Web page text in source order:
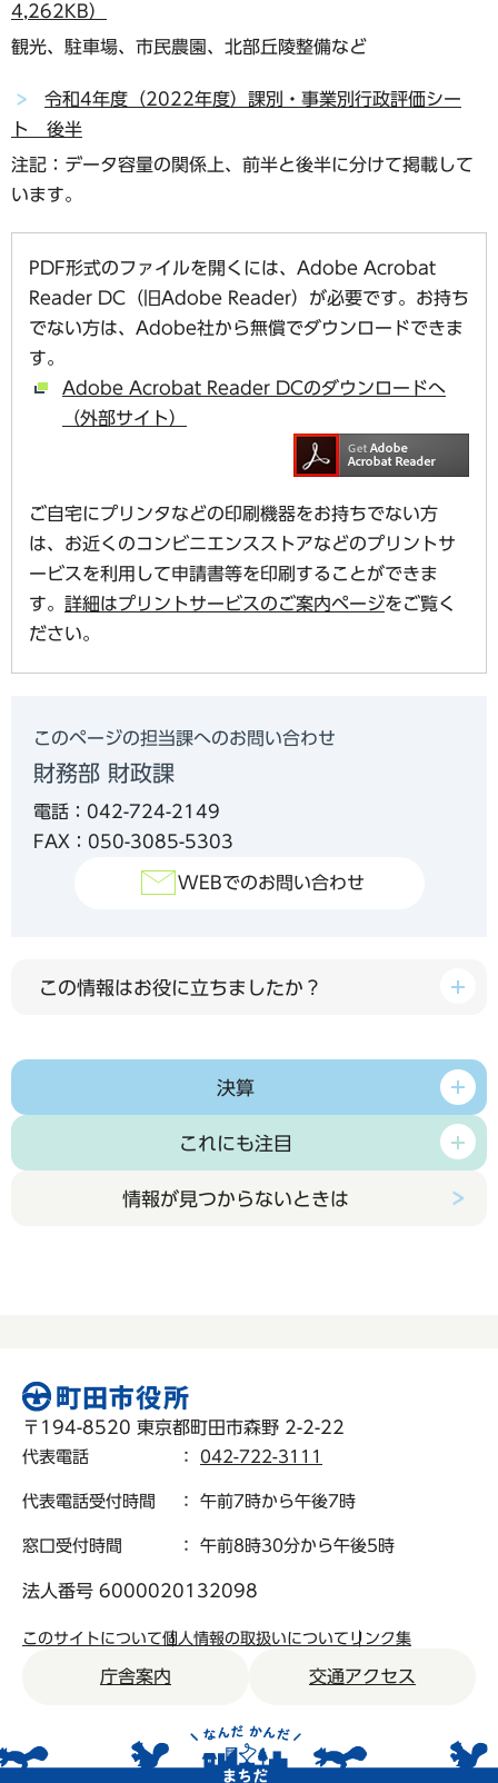
4,262KB）
観光、駐車場、市民農園、北部丘陵整備など
令和4年度（2022年度）課別・事業別行政評価シー
ト 後半
注記：データ容量の関係上、前半と後半に分けて掲載して
います。
PDF形式のファイルを開くには、Adobe Acrobat
Reader DC（旧Adobe Reader）が必要です。お持ち
でない方は、Adobe社から無償でダウンロードできま
す。
Adobe Acrobat Reader DCのダウンロードへ
（外部サイト）
ご自宅にプリンタなどの印刷機器をお持ちでない方
は、お近くのコンビニエンスストアなどのプリントサ
ービスを利用して申請書等を印刷することができま
す。 詳細はプリントサービスのご案内ページをご覧く
ださい。
このページの担当課へのお問い合わせ
財務部 財政課
電話：042-724-2149
FAX：050-3085-5303
WEBでのお問い合わせ
この情報はお役に立ちましたか？
決算
これにも注目
情報が見つからないときは
〒194-8520 東京都町田市森野 2-2-22
代表電話 ： 042-722-3111
代表電話受付時間 ： 午前7時から午後7時
窓口受付時間 ： 午前8時30分から午後5時
法人番号 6000020132098
このサイトについて個人情報の取扱いについて リンク集
庁舎案内 交通アクセス